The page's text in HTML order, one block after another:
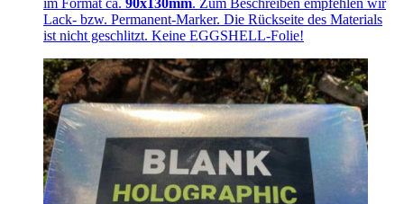
Lack- bzw. Permanent-Marker. Die Rückseite des Materials
ist nicht geschlitzt. Keine EGGSHELL-Folie!